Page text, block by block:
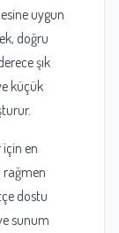
uygun
doğru
şık
küçük
en
rağmen
dostu
sunum